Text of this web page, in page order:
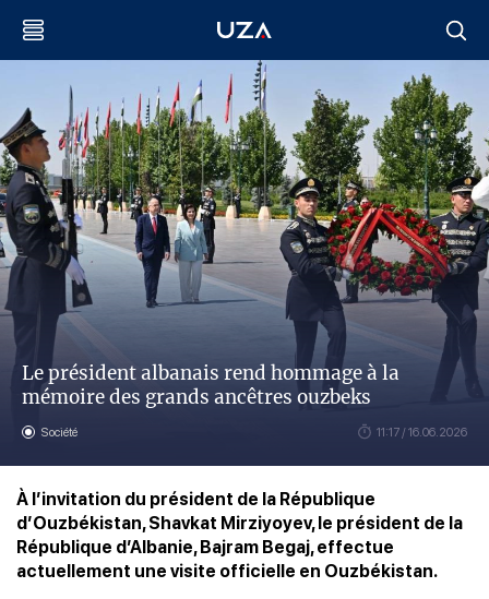
Le président albanais rend hommage à la
mémoire des grands ancêtres ouzbeks
Société 11:17 / 16.06.2026
À l’invitation du président de la République
d’Ouzbékistan, Shavkat Mirziyoyev, le président de la
République d’Albanie, Bajram Begaj, effectue
actuellement une visite officielle en Ouzbékistan.